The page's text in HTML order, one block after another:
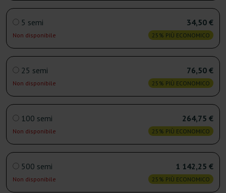
5 semi
Non disponibile
34,50 €
25% PIÙ ECONOMICO
25 semi
Non disponibile
76,50 €
25% PIÙ ECONOMICO
100 semi
Non disponibile
264,75 €
25% PIÙ ECONOMICO
500 semi
Non disponibile
1 142,25 €
25% PIÙ ECONOMICO